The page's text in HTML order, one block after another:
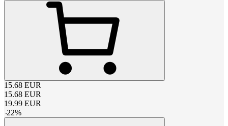
15.68 EUR
15.68 EUR
19.99 EUR
-22%